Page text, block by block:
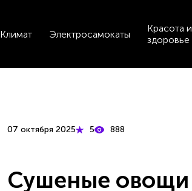
Климат Электросамокаты
Красота и
здоровье
07 октября 2025 5 888
Сушеные овощи